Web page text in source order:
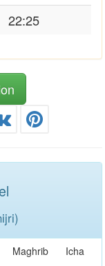
22:25
Maghrib
Icha